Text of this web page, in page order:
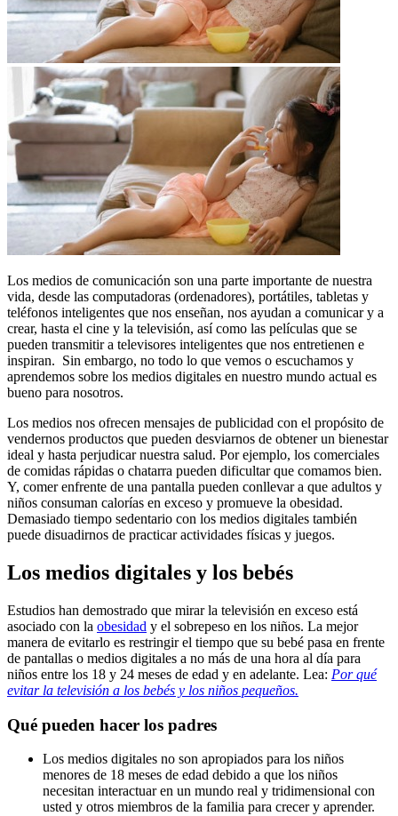
​Los medios de comunicación son una parte importante de nuestra
vida, desde las computadoras (ordenadores), portátiles, tabletas y
teléfonos inteligentes que nos enseñan, nos ayudan a comunicar y a
crear, hasta el cine y la televisión, así como las películas que se
pueden transmitir a televisores inteligentes que nos entretienen e
inspiran. Sin embargo, no todo lo que vemos o escuchamos y
aprendemos sobre los medios digitales en nuestro mundo actual es
bueno para nosotros.
Los medios nos ofrecen mensajes de publicidad con el propósito de
vendernos productos que pueden desviarnos de obtener un bienestar
ideal y hasta perjudicar nuestra salud. Por ejemplo, los comerciales
de comidas rápidas o chatarra pueden dificultar que comamos bien.
Y, comer enfrente de una pantalla pueden conllevar a que adultos y
niños consuman calorías en exceso y promueve la obesidad.
Demasiado tiempo sedentario con los medios digitales también
puede disuadirnos de practicar actividades físicas y juegos.
Los medios digitales y los bebés
Estudios han demostrado que mirar la televisión en exceso está
asociado con la obesidad y el sobrepeso en los niños. La mejor
manera de evitarlo es restringir el tiempo que su bebé pasa en frente
de pantallas o medios digitales a no más de una hora al día para
niños entre los 18 y 24 meses de edad y en adelante. Lea: Por qué
evitar la televisión a los bebés y los niños pequeños.
Qué pueden hacer los padres
Los medios digitales no son apropiados para los niños
menores de 18 meses de edad debido a que los niños
necesitan interactuar en un mundo real y tridimensional con
usted y otros miembros de la familia para crecer y aprender.